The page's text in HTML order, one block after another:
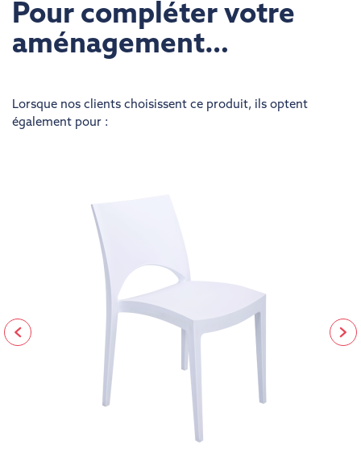
Pour compléter votre
aménagement…
Lorsque nos clients choisissent ce produit, ils optent
également pour :